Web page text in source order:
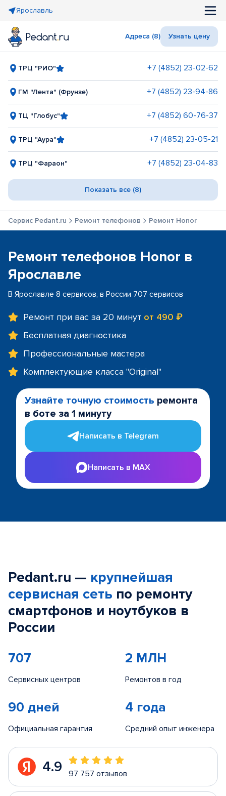
Ярославль
Адреса (8) Узнать цену
ТРЦ "РИО" +7 (4852) 23-02-62
ГМ "Лента" (Фрунзе) +7 (4852) 23-94-86
ТЦ "Глобус" +7 (4852) 60-76-37
ТРЦ "Аура" +7 (4852) 23-05-21
ТРЦ "Фараон" +7 (4852) 23-04-83
Показать все (8)
Сервис Pedant.ru Ремонт телефонов Ремонт Honor
Ремонт телефонов Honor в
Ярославле
В Ярославле 8 сервисов, в России 707 сервисов
Ремонт при вас за 20 минут от 490 ₽
Бесплатная диагностика
Профессиональные мастера
Комплектующие класса "Original"
Узнайте точную стоимость ремонта
в боте за 1 минуту
Написать в Telegram
Написать в MAX
Pedant.ru — крупнейшая
сервисная сеть по ремонту
смартфонов и ноутбуков в
России
707
Сервисных центров
2 МЛН
Ремонтов в год
90 дней
Официальная гарантия
4 года
Средний опыт инженера
4.9 97 757 отзывов